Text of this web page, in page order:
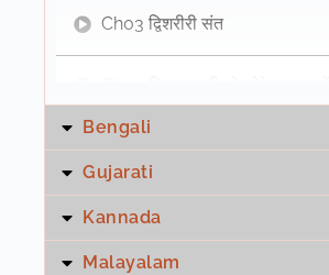
Ch03 द्विशरीरी संत
Ch05 गंधबाबा के चमत्कारी प्रदर्शन
Ch06 बाघ स्वामी
Ch07 प्लवनशील सन्त
Bengali
Gujarati
Kannada
Malayalam